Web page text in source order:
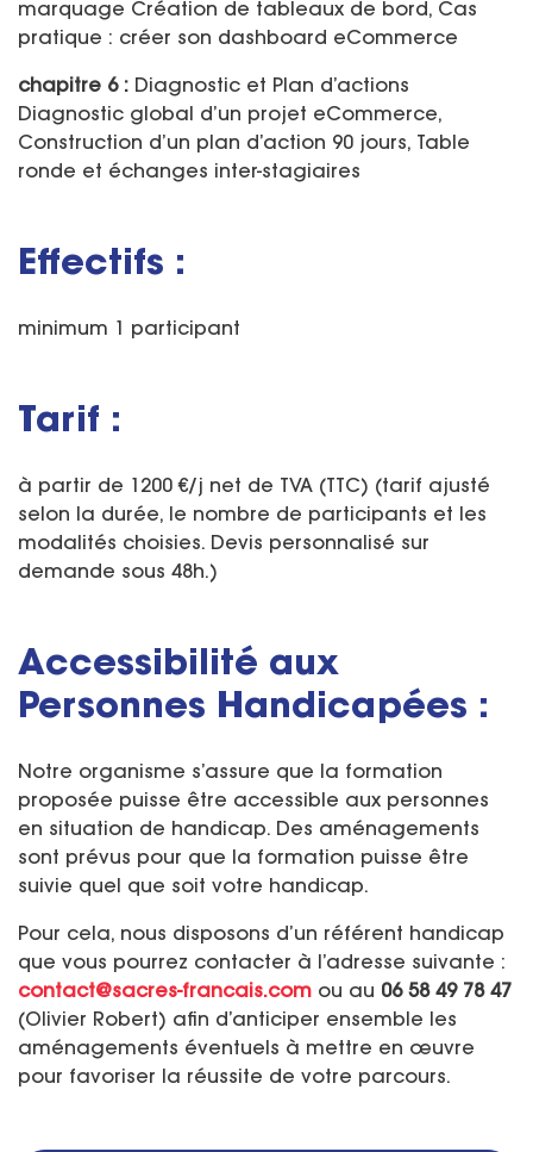
marquage Création de tableaux de bord, Cas
pratique : créer son dashboard eCommerce
chapitre 6 : Diagnostic et Plan d’actions
Diagnostic global d’un projet eCommerce,
Construction d’un plan d’action 90 jours, Table
ronde et échanges inter-stagiaires
Effectifs :
minimum 1 participant
Tarif :
à partir de 1200 €/j net de TVA (TTC) (tarif ajusté
selon la durée, le nombre de participants et les
modalités choisies. Devis personnalisé sur
demande sous 48h.)
Accessibilité aux
Personnes Handicapées :
Notre organisme s’assure que la formation
proposée puisse être accessible aux personnes
en situation de handicap. Des aménagements
sont prévus pour que la formation puisse être
suivie quel que soit votre handicap.
Pour cela, nous disposons d’un référent handicap
que vous pourrez contacter à l’adresse suivante :
contact@sacres-francais.com ou au 06 58 49 78 47
(Olivier Robert) afin d’anticiper ensemble les
aménagements éventuels à mettre en œuvre
pour favoriser la réussite de votre parcours.